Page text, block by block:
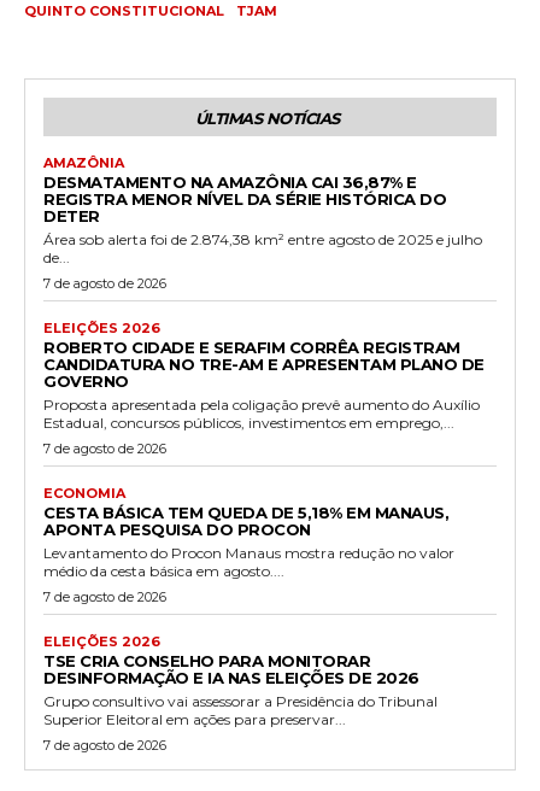
QUINTO CONSTITUCIONAL
TJAM
ÚLTIMAS NOTÍCIAS
AMAZÔNIA
DESMATAMENTO NA AMAZÔNIA CAI 36,87% E
REGISTRA MENOR NÍVEL DA SÉRIE HISTÓRICA DO
DETER
Área sob alerta foi de 2.874,38 km² entre agosto de 2025 e julho
de...
7 de agosto de 2026
ELEIÇÕES 2026
ROBERTO CIDADE E SERAFIM CORRÊA REGISTRAM
CANDIDATURA NO TRE-AM E APRESENTAM PLANO DE
GOVERNO
Proposta apresentada pela coligação prevê aumento do Auxílio
Estadual, concursos públicos, investimentos em emprego,...
7 de agosto de 2026
ECONOMIA
CESTA BÁSICA TEM QUEDA DE 5,18% EM MANAUS,
APONTA PESQUISA DO PROCON
Levantamento do Procon Manaus mostra redução no valor
médio da cesta básica em agosto....
7 de agosto de 2026
ELEIÇÕES 2026
TSE CRIA CONSELHO PARA MONITORAR
DESINFORMAÇÃO E IA NAS ELEIÇÕES DE 2026
Grupo consultivo vai assessorar a Presidência do Tribunal
Superior Eleitoral em ações para preservar...
7 de agosto de 2026